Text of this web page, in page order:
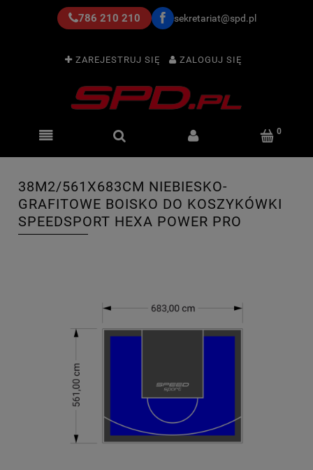
786 210 210 sekretariat@spd.pl
ZAREJESTRUJ SIĘ ZALOGUJ SIĘ
38M2/561X683CM NIEBIESKO-
GRAFITOWE BOISKO DO KOSZYKÓWKI
SPEEDSPORT HEXA POWER PRO